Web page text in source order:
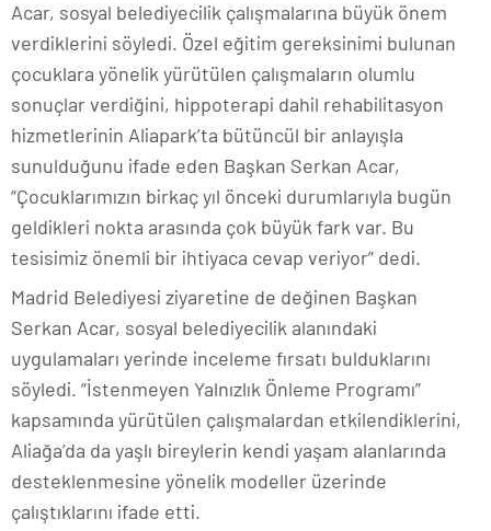
Acar, sosyal belediyecilik çalışmalarına büyük önem
verdiklerini söyledi. Özel eğitim gereksinimi bulunan
çocuklara yönelik yürütülen çalışmaların olumlu
sonuçlar verdiğini, hippoterapi dahil rehabilitasyon
hizmetlerinin Aliapark’ta bütüncül bir anlayışla
sunulduğunu ifade eden Başkan Serkan Acar,
“Çocuklarımızın birkaç yıl önceki durumlarıyla bugün
geldikleri nokta arasında çok büyük fark var. Bu
tesisimiz önemli bir ihtiyaca cevap veriyor” dedi.
Madrid Belediyesi ziyaretine de değinen Başkan
Serkan Acar, sosyal belediyecilik alanındaki
uygulamaları yerinde inceleme fırsatı bulduklarını
söyledi. “İstenmeyen Yalnızlık Önleme Programı”
kapsamında yürütülen çalışmalardan etkilendiklerini,
Aliağa’da da yaşlı bireylerin kendi yaşam alanlarında
desteklenmesine yönelik modeller üzerinde
çalıştıklarını ifade etti.